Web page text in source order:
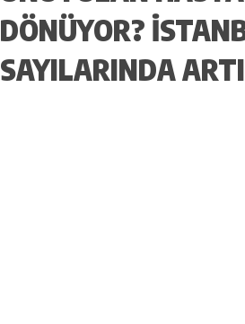
DÖNÜYOR?
SAYILARINDA